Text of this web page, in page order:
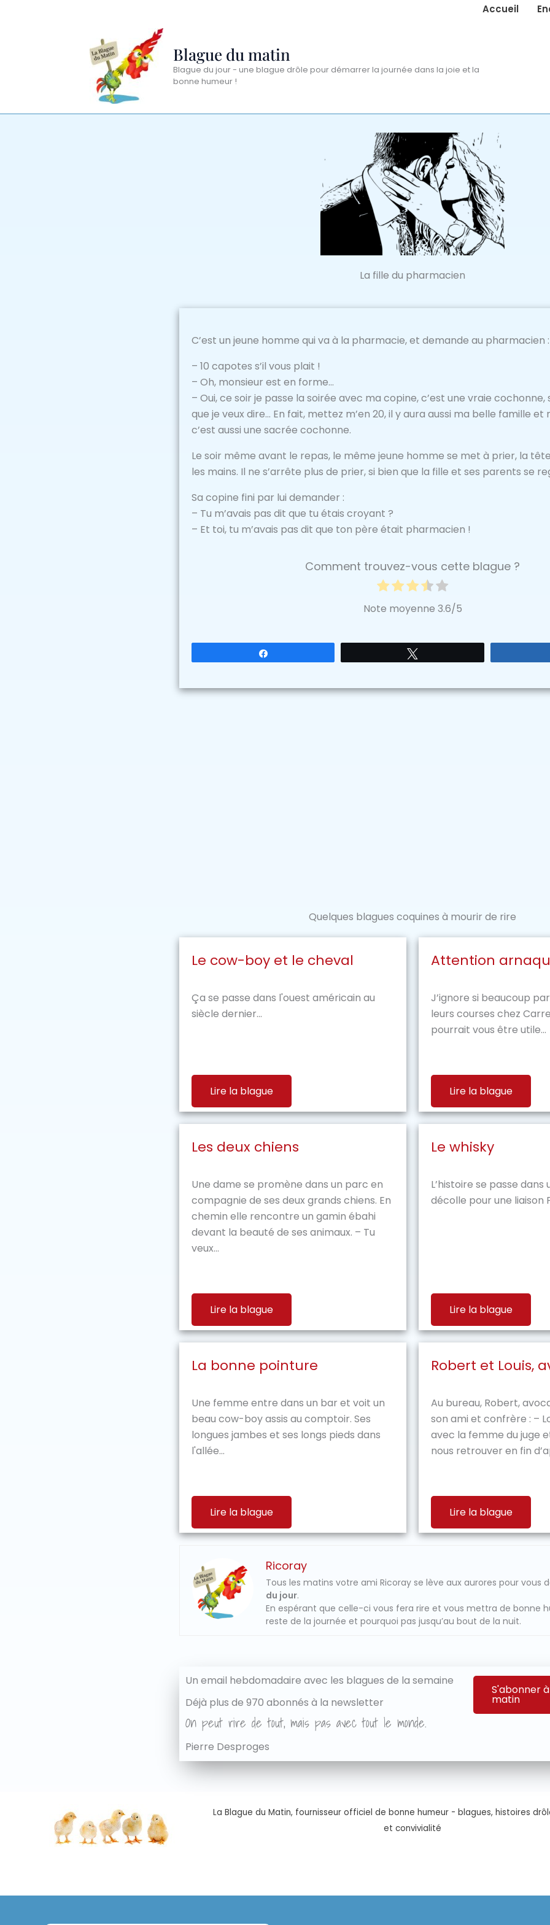
Accueil
Blague du matin
Blague du jour - une blague drôle pour démarrer la journée dans la joie et la
bonne humeur !
La fille du pharmacien
C’est un jeune homme qui va à la pharmacie, et demande au pharmacien :
– 10 capotes s’il vous plait !
– Oh, monsieur est en forme…
– Oui, ce soir je passe la soirée avec ma copine, c’est une vraie cochonne,
que je veux dire… En fait, mettez m’en 20, il y aura aussi ma belle famille
c’est aussi une sacrée cochonne.
Le soir même avant le repas, le même jeune homme se met à prier, la
les mains. Il ne s’arrête plus de prier, si bien que la fille et ses parents se
Sa copine fini par lui demander :
– Tu m’avais pas dit que tu étais croyant ?
– Et toi, tu m’avais pas dit que ton père était pharmacien !
Comment trouvez-vous cette blague ?
Note moyenne 3.6/5
Quelques blagues coquines à mourir de rire
Le cow-boy et le cheval
Ça se passe dans l'ouest américain au
siècle dernier...
Lire la blague
Attention
J’ignore si beaucoup
leurs courses chez
pourrait vous être utile...
Lire la blague
Les deux chiens
Une dame se promène dans un parc en
compagnie de ses deux grands chiens. En
chemin elle rencontre un gamin ébahi
devant la beauté de ses animaux. – Tu
veux...
Lire la blague
Le whisky
L’histoire se passe dans
décolle pour une liaison
Lire la blague
La bonne pointure
Une femme entre dans un bar et voit un
beau cow-boy assis au comptoir. Ses
longues jambes et ses longs pieds dans
l'allée...
Lire la blague
Robert et Louis,
Au bureau, Robert,
son ami et confrère : –
avec la femme du juge
nous retrouver en fin
Lire la blague
Ricoray
Tous les matins votre ami Ricoray se lève aux aurores pour vous
du jour.
En espérant que celle-ci vous fera rire et vous mettra de bonne
reste de la journée et pourquoi pas jusqu’au bout de la nuit.
Un email hebdomadaire avec les blagues de la semaine
Déjà plus de 970 abonnés à la newsletter
S'abonner
matin
On peut rire de tout, mais pas avec tout le monde.
Pierre Desproges
La Blague du Matin, fournisseur officiel de bonne humeur - blagues, histoires
et convivialité